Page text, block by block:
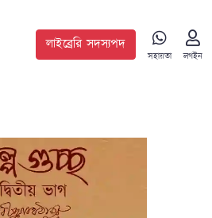
লাইব্রেরি সদস্যপদ
সহায়তা লগইন